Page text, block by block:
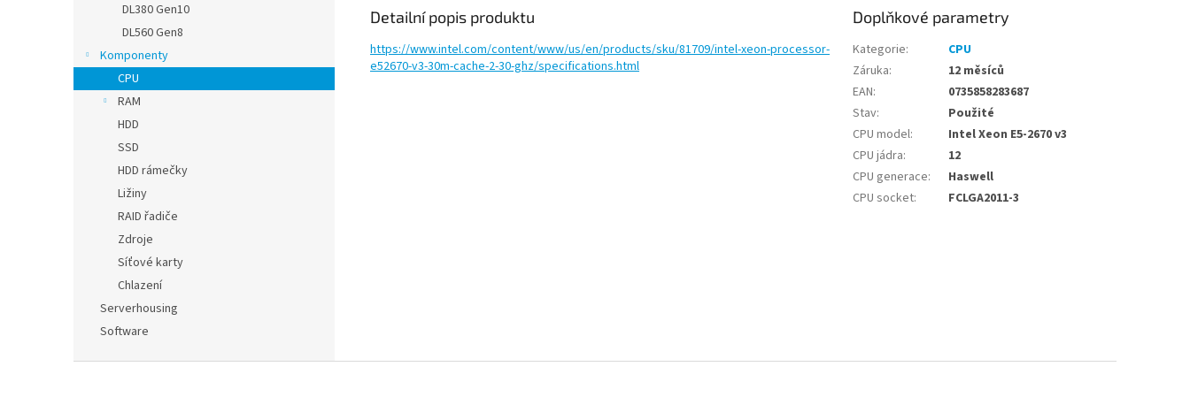
DL380 Gen10
DL560 Gen8
Komponenty
CPU
RAM
HDD
SSD
HDD rámečky
Ližiny
RAID řadiče
Zdroje
Síťové karty
Chlazení
Serverhousing
Software
Detailní popis produktu
https://www.intel.com/content/www/us/en/products/sku/81709/intel-xeon-processor-
e52670-v3-30m-cache-2-30-ghz/specifications.html
Doplňkové parametry
Kategorie:
CPU
Záruka:
12 měsíců
EAN:
0735858283687
Stav:
Použité
CPU model:
Intel Xeon E5-2670 v3
CPU jádra:
12
CPU generace:
Haswell
CPU socket: FCLGA2011-3